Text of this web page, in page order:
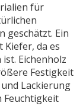
für
geschätzt. Ein
da es
Eichenholz
Festigkeit
Lackierung
Feuchtigkeit